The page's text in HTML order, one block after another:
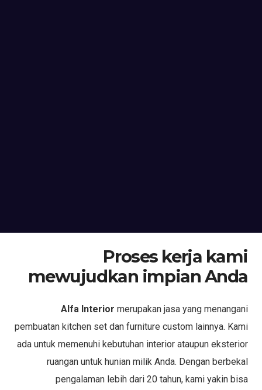
Proses kerja kami
mewujudkan impian Anda
Alfa Interior merupakan jasa yang menangani
pembuatan kitchen set dan furniture custom lainnya. Kami
ada untuk memenuhi kebutuhan interior ataupun eksterior
ruangan untuk hunian milik Anda. Dengan berbekal
pengalaman lebih dari 20 tahun, kami yakin bisa